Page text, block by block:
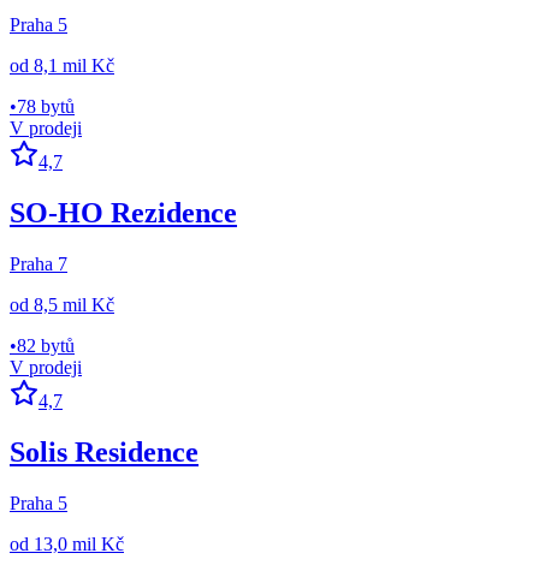
Praha 5
od 8,1 mil Kč
•78 bytů
V prodeji
4,7
SO-HO Rezidence
Praha 7
od 8,5 mil Kč
•82 bytů
V prodeji
4,7
Solis Residence
Praha 5
od 13,0 mil Kč